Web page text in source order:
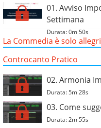
01. Avviso
Settimana
Durata: 0m 50s
La Commedia è solo
Controcanto Pratico
02. Armonia
Durata: 5m 28s
03. Come
Durata: 2m 55s